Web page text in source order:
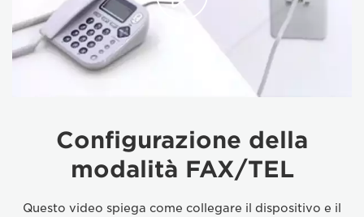
Configurazione della
modalità FAX/TEL
Questo video spiega come collegare il dispositivo e il